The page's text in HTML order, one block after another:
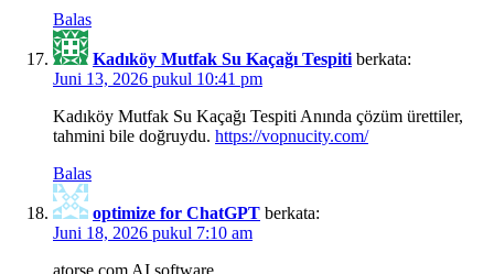
Balas
Kadıköy Mutfak Su Kaçağı Tespiti berkata:
Juni 13, 2026 pukul 10:41 pm
Kadıköy Mutfak Su Kaçağı Tespiti Anında çözüm ürettiler,
tahmini bile doğruydu. https://vopnucity.com/
Balas
optimize for ChatGPT berkata:
Juni 18, 2026 pukul 7:10 am
atorse.com AI software